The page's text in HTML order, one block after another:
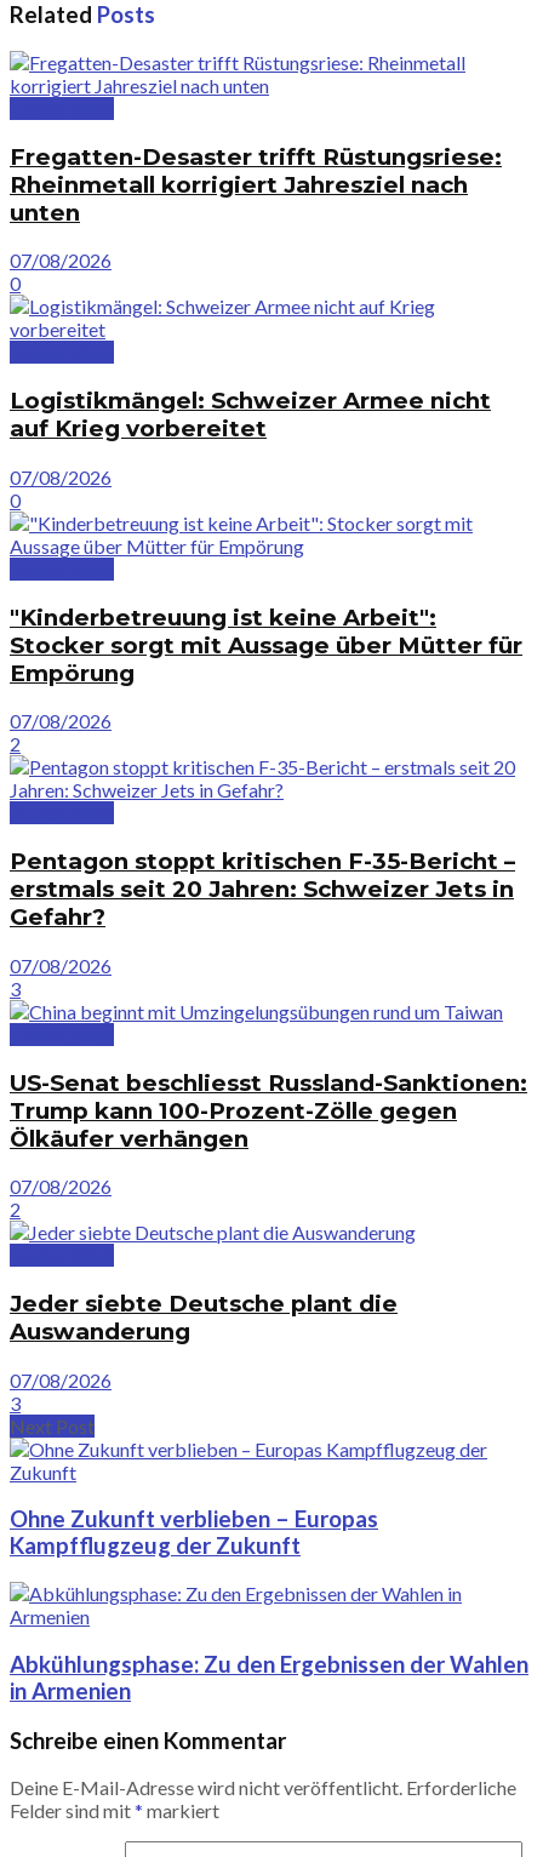
Related Posts
Fregatten-Desaster trifft Rüstungsriese:
Rheinmetall korrigiert Jahresziel nach
unten
07/08/2026
0
Logistikmängel: Schweizer Armee nicht
auf Krieg vorbereitet
07/08/2026
0
"Kinderbetreuung ist keine Arbeit":
Stocker sorgt mit Aussage über Mütter für
Empörung
07/08/2026
2
Pentagon stoppt kritischen F-35-Bericht –
erstmals seit 20 Jahren: Schweizer Jets in
Gefahr?
07/08/2026
3
US-Senat beschliesst Russland-Sanktionen:
Trump kann 100-Prozent-Zölle gegen
Ölkäufer verhängen
07/08/2026
2
Jeder siebte Deutsche plant die
Auswanderung
07/08/2026
3
Next Post
Ohne Zukunft verblieben – Europas
Kampfflugzeug der Zukunft
Abkühlungsphase: Zu den Ergebnissen der Wahlen
in Armenien
Schreibe einen Kommentar
Deine E-Mail-Adresse wird nicht veröffentlicht. Erforderliche
Felder sind mit* markiert